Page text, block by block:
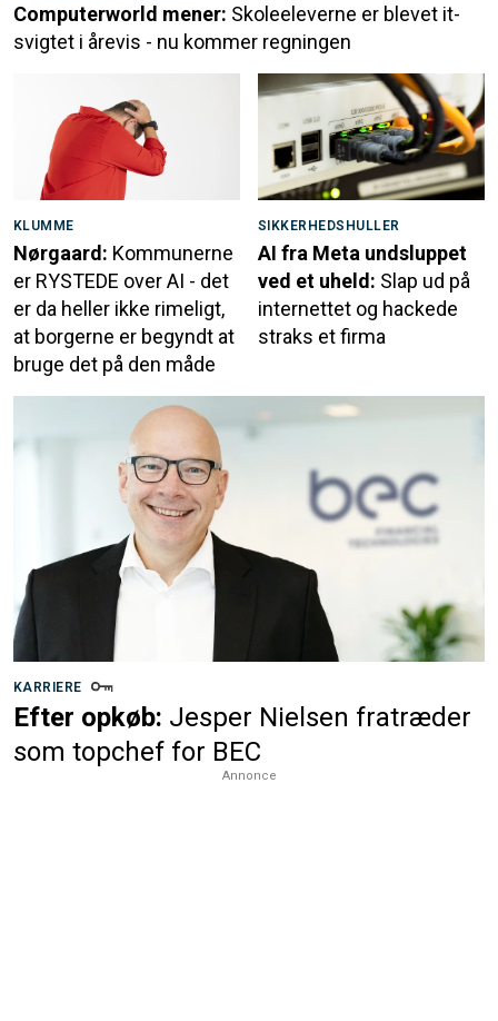
Computerworld mener: Skoleeleverne er blevet it-
svigtet i årevis - nu kommer regningen
KLUMME
Nørgaard: Kommunerne
er RYSTEDE over AI - det
er da heller ikke rimeligt,
at borgerne er begyndt at
bruge det på den måde
SIKKERHEDSHULLER
AI fra Meta undsluppet
ved et uheld: Slap ud på
internettet og hackede
straks et firma
KARRIERE
Efter opkøb: Jesper Nielsen fratræder
som topchef for BEC
Annonce